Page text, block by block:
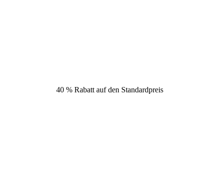
40 % Rabatt auf den Standardpreis